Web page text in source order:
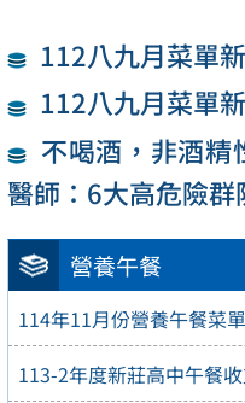
營養午餐
114年11月份營養午餐菜
113-2年度新莊高中午餐
112八九月菜單
112八九月菜單
不喝酒，非酒精
醫師：6大高危險